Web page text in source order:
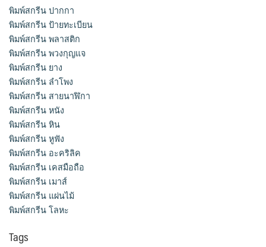
พิมพ์สกรีน ปากกา
พิมพ์สกรีน ป้ายทะเบียน
พิมพ์สกรีน พลาสติก
พิมพ์สกรีน พวงกุญแจ
พิมพ์สกรีน ยาง
พิมพ์สกรีน ลำโพง
พิมพ์สกรีน สายนาฬิกา
พิมพ์สกรีน หนัง
พิมพ์สกรีน หิน
พิมพ์สกรีน หูฟัง
พิมพ์สกรีน อะคริลิค
พิมพ์สกรีน เคสมือถือ
พิมพ์สกรีน เมาส์
พิมพ์สกรีน แผ่นไม้
พิมพ์สกรีน โลหะ
Tags